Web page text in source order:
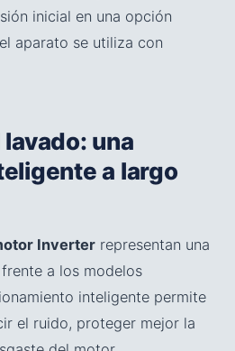
inicial en una opción
aparato se utiliza con
una
a largo
Inverter representan una
a los modelos
inteligente permite
el ruido, proteger mejor la